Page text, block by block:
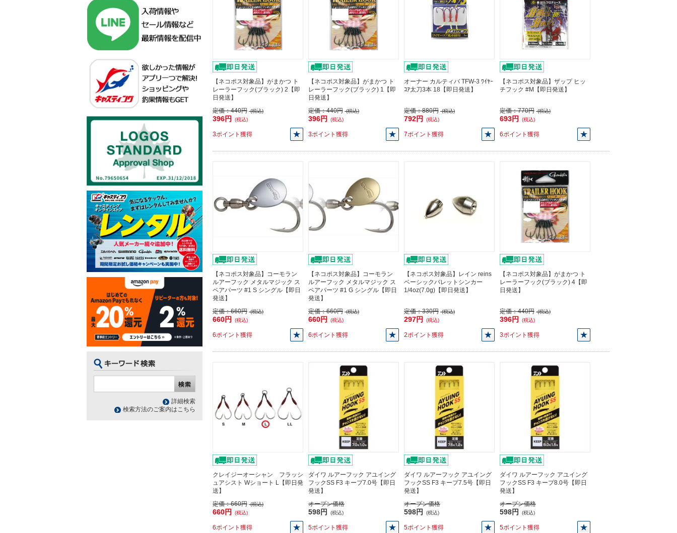
【ネコポス対象品】がまかつ ト
レーラーフック(ブラック) 2【即
日発送】
定価：440円 (税込)
396円 (税込)
3ポイント獲得
【ネコポス対象品】がまかつ ト
レーラーフック(ブラック) 1【即
日発送】
定価：440円 (税込)
396円 (税込)
3ポイント獲得
オーナー カルティバ TFW-3 ﾜｲﾔｰ
ｺｱ太刀3本 18【即日発送】
定価：880円 (税込)
792円 (税込)
7ポイント獲得
【ネコポス対象品】ザップ ヒッ
チフック #M【即日発送】
定価：770円 (税込)
693円 (税込)
6ポイント獲得
【ネコポス対象品】コーモラン
ルアーフック メタルマジック ス
ペアパーツ #1 S シングル【即日
発送】
定価：660円 (税込)
660円 (税込)
6ポイント獲得
【ネコポス対象品】コーモラン
ルアーフック メタルマジック ス
ペアパーツ #1 G シングル【即日
発送】
定価：660円 (税込)
660円 (税込)
6ポイント獲得
【ネコポス対象品】レイン reins
ベーシックバレットシンカー
1/4oz(7.0g)【即日発送】
定価：330円 (税込)
297円 (税込)
2ポイント獲得
【ネコポス対象品】がまかつ ト
レーラーフック(ブラック) 4【即
日発送】
定価：440円 (税込)
396円 (税込)
3ポイント獲得
クレイジーオーシャン フラッシ
ュアシスト Wショート L【即日発
送】
定価：660円 (税込)
660円 (税込)
6ポイント獲得
ダイワ ルアーフック アユイング
フックSS F3 キープ7.0号【即日
発送】
オープン価格
598円 (税込)
5ポイント獲得
ダイワ ルアーフック アユイング
フックSS F3 キープ7.5号【即日
発送】
オープン価格
598円 (税込)
5ポイント獲得
ダイワ ルアーフック アユイング
フックSS F3 キープ8.0号【即日
発送】
オープン価格
598円 (税込)
5ポイント獲得
詳細検索
検索方法のご案内はこちら